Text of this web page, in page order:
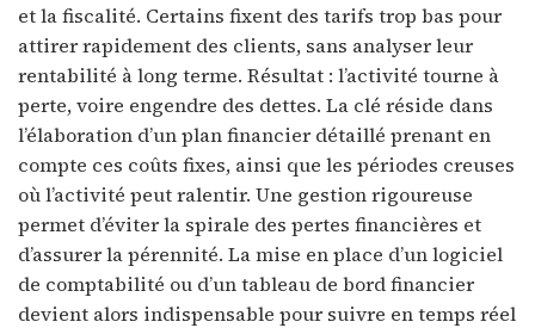
et la fiscalité. Certains fixent des tarifs trop bas pour
attirer rapidement des clients, sans analyser leur
rentabilité à long terme. Résultat : l’activité tourne à
perte, voire engendre des dettes. La clé réside dans
l’élaboration d’un plan financier détaillé prenant en
compte ces coûts fixes, ainsi que les périodes creuses
où l’activité peut ralentir. Une gestion rigoureuse
permet d’éviter la spirale des pertes financières et
d’assurer la pérennité. La mise en place d’un logiciel
de comptabilité ou d’un tableau de bord financier
devient alors indispensable pour suivre en temps réel